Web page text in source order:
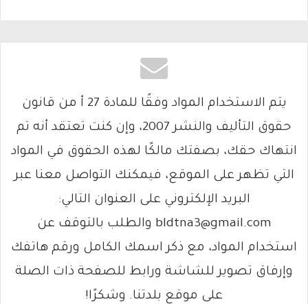
يتم الاستخدام المواد وفقًا للمادة 27 أ من قانون
حقوق التأليف والنشر 2007، وإن كنت تعتقد أنه تم
انتهاك حقك، بصفتك مالكًا لهذه الحقوق في المواد
التي تظهر على الموقع، فيمكنك التواصل معنا عبر
البريد الإلكتروني على العنوان التالي:
bldtna3@gmail.com والطلب بالتوقف عن
استخدام المواد، مع ذكر اسمك الكامل ورقم هاتفك
وإرفاق تصوير للشاشة ورابط للصفحة ذات الصلة
على موقع بلدتنا. وشكرًا!